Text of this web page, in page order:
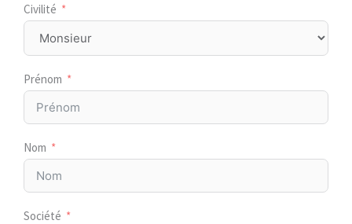
Civilité
Prénom
Nom
Société